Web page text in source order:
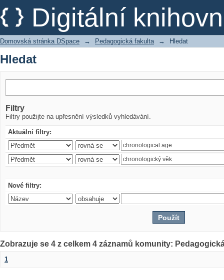
Digitální
Hledat
Domovská stránka DSpace → Pedagogická fakulta → Hledat
Hledat
Filtry
Filtry použijte na upřesnění výsledků vyhledávání.
Aktuální filtry:
Nové filtry:
Zobrazuje se 4 z celkem 4 záznamů komunity:
1